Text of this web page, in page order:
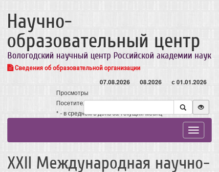
Научно-
образовательный центр
Вологодский научный центр Российской академии наук
Сведения об образовательной организации
07.08.2026 08.2026 с 01.01.2026
Просмотры
Посетители
* - в среднем в день за текущий месяц
Toggle
ХХII Международная научно-